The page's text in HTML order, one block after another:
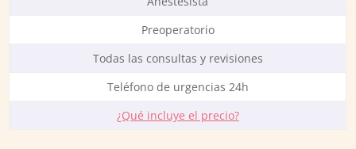
Preoperatorio
Todas las consultas y revisiones
Teléfono de urgencias 24h
¿Qué incluye el precio?